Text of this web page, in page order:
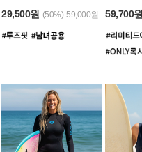
29,500원 (50%) 59,000원 59,700원